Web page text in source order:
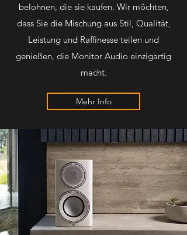
belohnen, die sie kaufen. Wir möchten,
dass Sie die Mischung aus Stil, Qualität,
Leistung und Raffinesse teilen und
genießen, die Monitor Audio einzigartig
macht.
Mehr Info